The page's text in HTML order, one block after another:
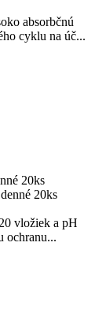
absorbčnú
cyklu na úč...
20ks
vložiek a pH
ochranu...